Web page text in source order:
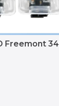
Freemont